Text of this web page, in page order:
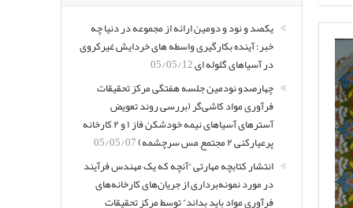
یکصد و نود و دومین ارائه از مجموعه در دنیا چه
خبر: آینده بکارگیری واسطه های خردایش غیرکروی
در آسیاهای گلوله ای05/05/12
چهارصدو نودمین جلسه هفتگی مرکز تحقیقات
فرآوری مواد کاشی‌گر (بررسی روند تعویض
آسترهای آسیاهای نیمه خودشکن فاز ۱ و ۲ کارخانه
پرعیارکنی ۲ مجتمع مس سرچشمه)
05/05/07
انتشار کتابچه مهارتی “آنچه که یک مهندس فرآیند
در مورد نمونه‌برداری از جریان‌های کارخانه‌های
فرآوری مواد باید بداند” توسط مرکز تحقیقات